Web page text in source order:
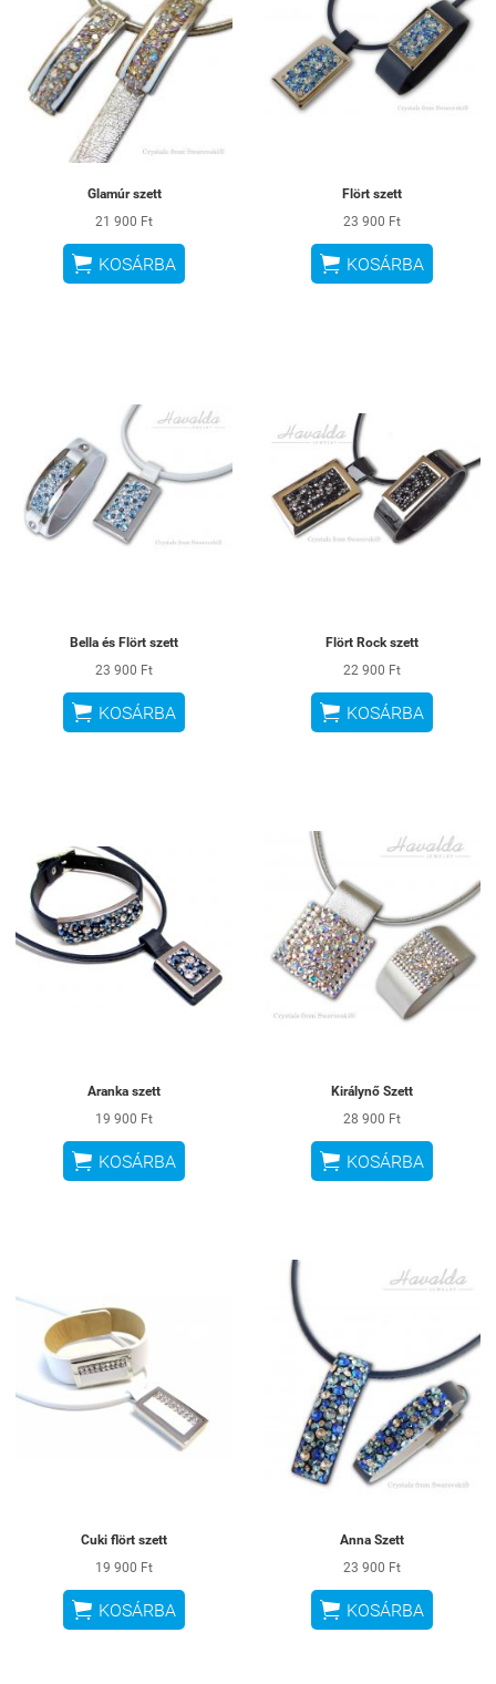
Glamúr szett
21 900 Ft
 KOSÁRBA
Flört szett
23 900 Ft
 KOSÁRBA
Bella és Flört szett
23 900 Ft
 KOSÁRBA
Flört Rock szett
22 900 Ft
 KOSÁRBA
Aranka szett
19 900 Ft
 KOSÁRBA
Királynő Szett
28 900 Ft
 KOSÁRBA
Cuki flört szett
19 900 Ft
 KOSÁRBA
Anna Szett
23 900 Ft
 KOSÁRBA